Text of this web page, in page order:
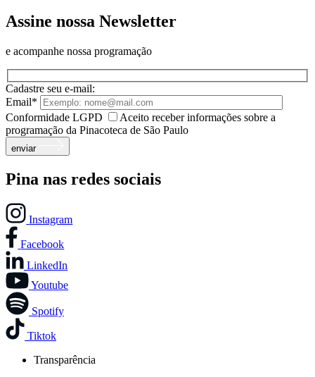
Assine nossa Newsletter
e acompanhe nossa programação
Cadastre seu e-mail:
Email*
Conformidade LGPD
Aceito receber informações sobre a
programação da Pinacoteca de São Paulo
enviar
Pina nas redes sociais
Instagram
Facebook
LinkedIn
Youtube
Spotify
Tiktok
Transparência